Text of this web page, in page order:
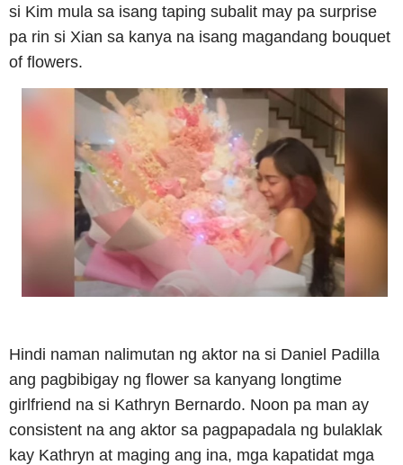
si Kim mula sa isang taping subalit may pa surprise
pa rin si Xian sa kanya na isang magandang bouquet
of flowers.
Hindi naman nalimutan ng aktor na si Daniel Padilla
ang pagbibigay ng flower sa kanyang longtime
girlfriend na si Kathryn Bernardo. Noon pa man ay
consistent na ang aktor sa pagpapadala ng bulaklak
kay Kathryn at maging ang ina, mga kapatidat mga